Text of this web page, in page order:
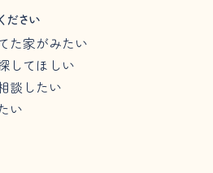
ださい
た家がみたい
してほしい
談したい
い